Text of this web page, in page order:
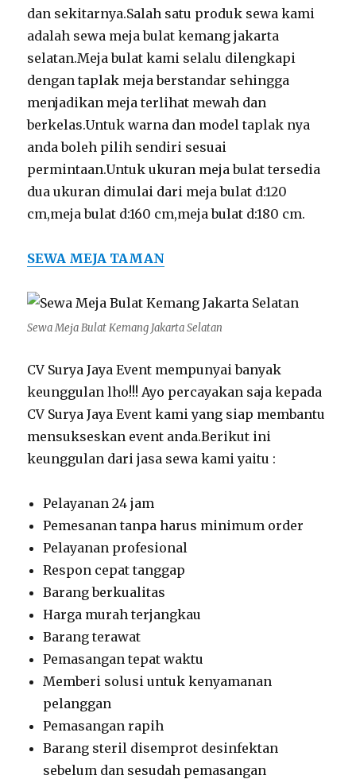
dan sekitarnya.Salah satu produk sewa kami
adalah sewa meja bulat kemang jakarta
selatan.Meja bulat kami selalu dilengkapi
dengan taplak meja berstandar sehingga
menjadikan meja terlihat mewah dan
berkelas.Untuk warna dan model taplak nya
anda boleh pilih sendiri sesuai
permintaan.Untuk ukuran meja bulat tersedia
dua ukuran dimulai dari meja bulat d:120
cm,meja bulat d:160 cm,meja bulat d:180 cm.
SEWA MEJA TAMAN
Sewa Meja Bulat Kemang Jakarta Selatan
CV Surya Jaya Event mempunyai banyak
keunggulan lho!!! Ayo percayakan saja kepada
CV Surya Jaya Event kami yang siap membantu
mensukseskan event anda.Berikut ini
keunggulan dari jasa sewa kami yaitu :
Pelayanan 24 jam
Pemesanan tanpa harus minimum order
Pelayanan profesional
Respon cepat tanggap
Barang berkualitas
Harga murah terjangkau
Barang terawat
Pemasangan tepat waktu
Memberi solusi untuk kenyamanan
pelanggan
Pemasangan rapih
Barang steril disemprot desinfektan
sebelum dan sesudah pemasangan